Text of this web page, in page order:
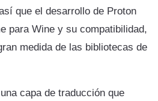
que el desarrollo de Proton
para Wine y su compatibilidad,
medida de las bibliotecas de
capa de traducción que